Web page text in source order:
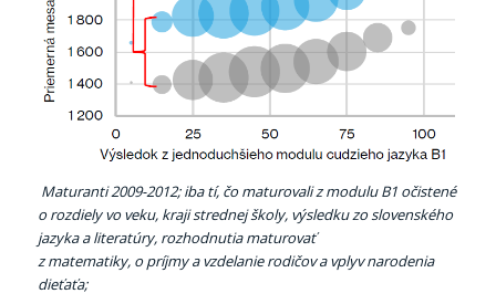
Maturanti 2009-2012; iba tí, čo maturovali z modulu B1 očistené
o rozdiely vo veku, kraji strednej školy, výsledku zo slovenského
jazyka a literatúry, rozhodnutia maturovať
z matematiky, o príjmy a vzdelanie rodičov a vplyv narodenia
dieťaťa;